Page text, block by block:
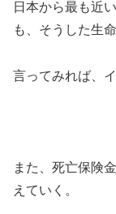
日本から最も近
も、そうした生
言ってみれば、
また、死亡保険
えていく。